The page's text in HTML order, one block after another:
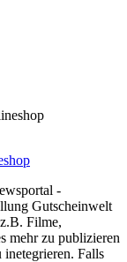
-
Gutscheinwelt
Filme,
mehr zu publizieren
Falls